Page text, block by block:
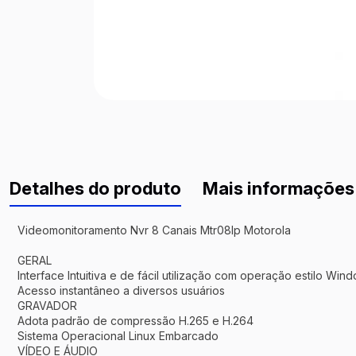
Detalhes do produto
Videomonitoramento Nvr 8 Canais Mtr08Ip Motorola
GERAL
Interface Intuitiva e de fácil utilização com operação estilo
Acesso instantâneo a diversos usuários
GRAVADOR
Adota padrão de compressão H.265 e H.264
Sistema Operacional Linux Embarcado
VÍDEO E ÁUDIO
Mais informações